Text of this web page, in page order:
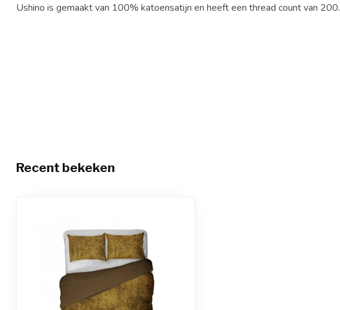
Ushino is gemaakt van 100% katoensatijn en heeft een thread count van 200.
Recent bekeken